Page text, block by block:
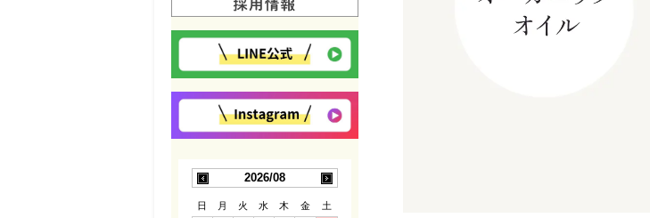
2026/08
日 月 火 水 木 金
土